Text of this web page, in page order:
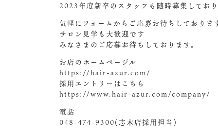
2023年度新卒のスタッフも随時募集しており
気軽にフォームからご応募お待ちしておりま
サロン見学も大歓迎です
みなさまのご応募お待ちしております。
お店のホームページル
https://hair-azur.com/
採用エントリーはこちら
https://www.hair-azur.com/company/
電話
048-474-9300(志木店採用担当)